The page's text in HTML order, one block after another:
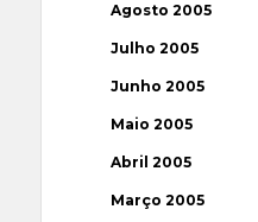
Agosto 2005
Julho 2005
Junho 2005
Maio 2005
Abril 2005
Março 2005